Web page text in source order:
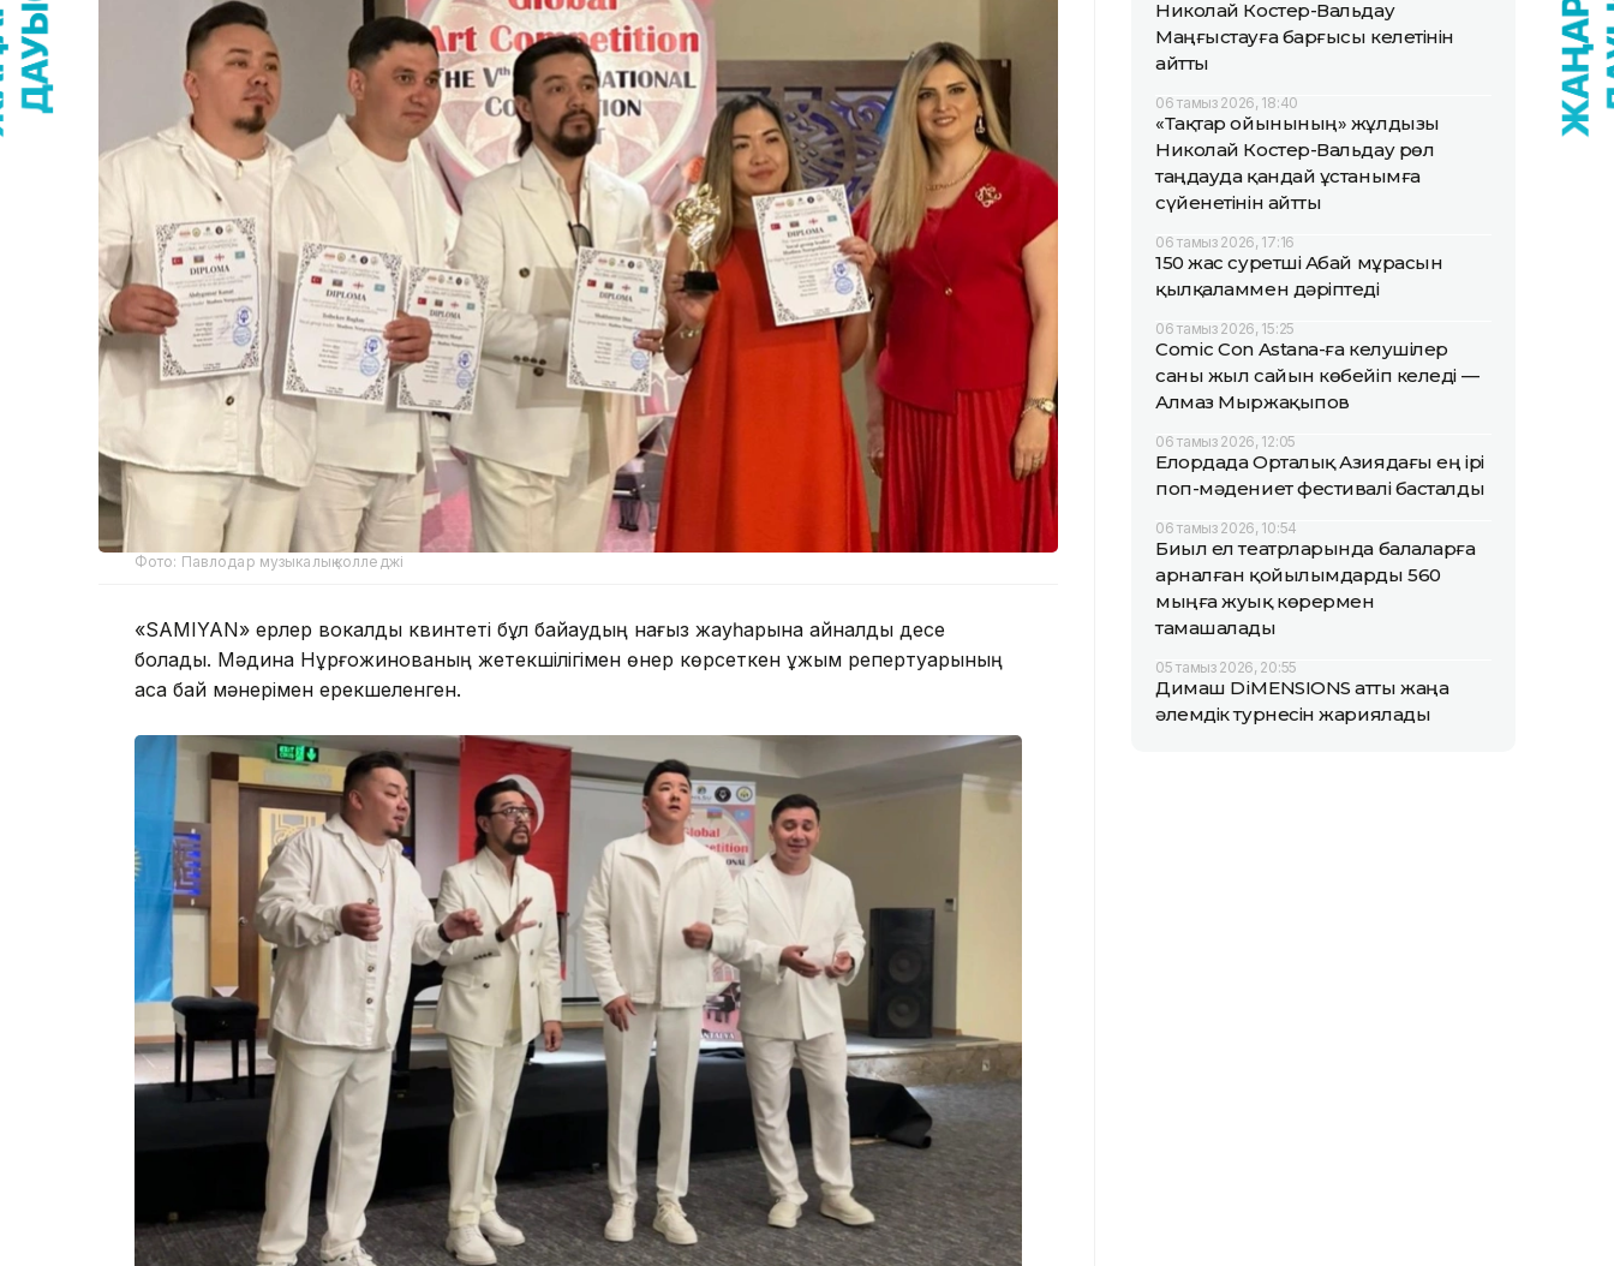
Фото: Павлодар музыкалық колледжі
«SAMIYAN» ерлер вокалдық квинтеті бұл байқаудың нағыз жауһарына айналды десе
болады. Мәдина Нұрғожинованың жетекшілігімен өнер көрсеткен ұжым репертуарының
аса бай мәнерімен ерекшеленген.
Николай Костер-Вальдау
Маңғыстауға барғысы келетінін
айтты
06 тамыз 2026, 18:40
«Тақтар ойынының» жұлдызы
Николай Костер-Вальдау рөл
таңдауда қандай ұстанымға
сүйенетінін айтты
06 тамыз 2026, 17:16
150 жас суретші Абай мұрасын
қылқаламмен дәріптеді
06 тамыз 2026, 15:25
Comic Con Astana-ға келушілер
саны жыл сайын көбейіп келеді —
Алмаз Мыржақыпов
06 тамыз 2026, 12:05
Елордада Орталық Азиядағы ең ірі
поп-мәдениет фестивалі басталды
06 тамыз 2026, 10:54
Биыл ел театрларында балаларға
арналған қойылымдарды 560
мыңға жуық көрермен
тамашалады
05 тамыз 2026, 20:55
Димаш DiMENSIONS атты жаңа
әлемдік турнесін жариялады